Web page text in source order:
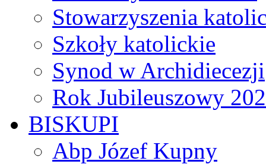
Stowarzyszenia
Szkoły katolickie
Synod w Archidiecezji
Rok Jubileuszowy
BISKUPI
Abp Józef Kupny